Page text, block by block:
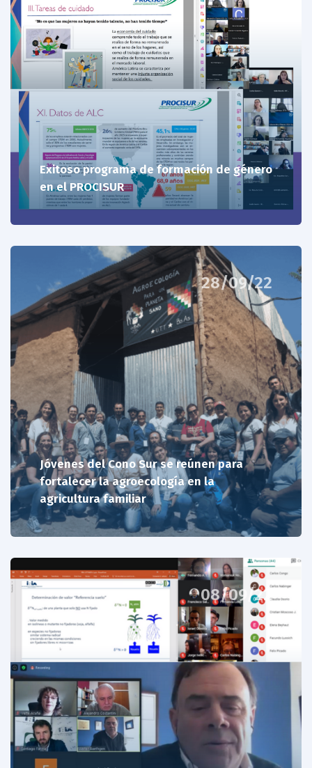
Exitoso programa de formación de género
en el PROCISUR
28/09/22
Jóvenes del Cono Sur se reúnen para
fortalecer la agroecología en la
agricultura familiar
08/09/22